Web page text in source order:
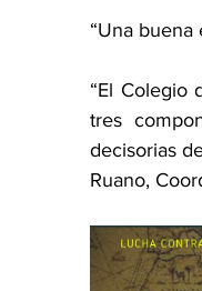
“Una
“El Colegio
tres
decisorias
Ruano,